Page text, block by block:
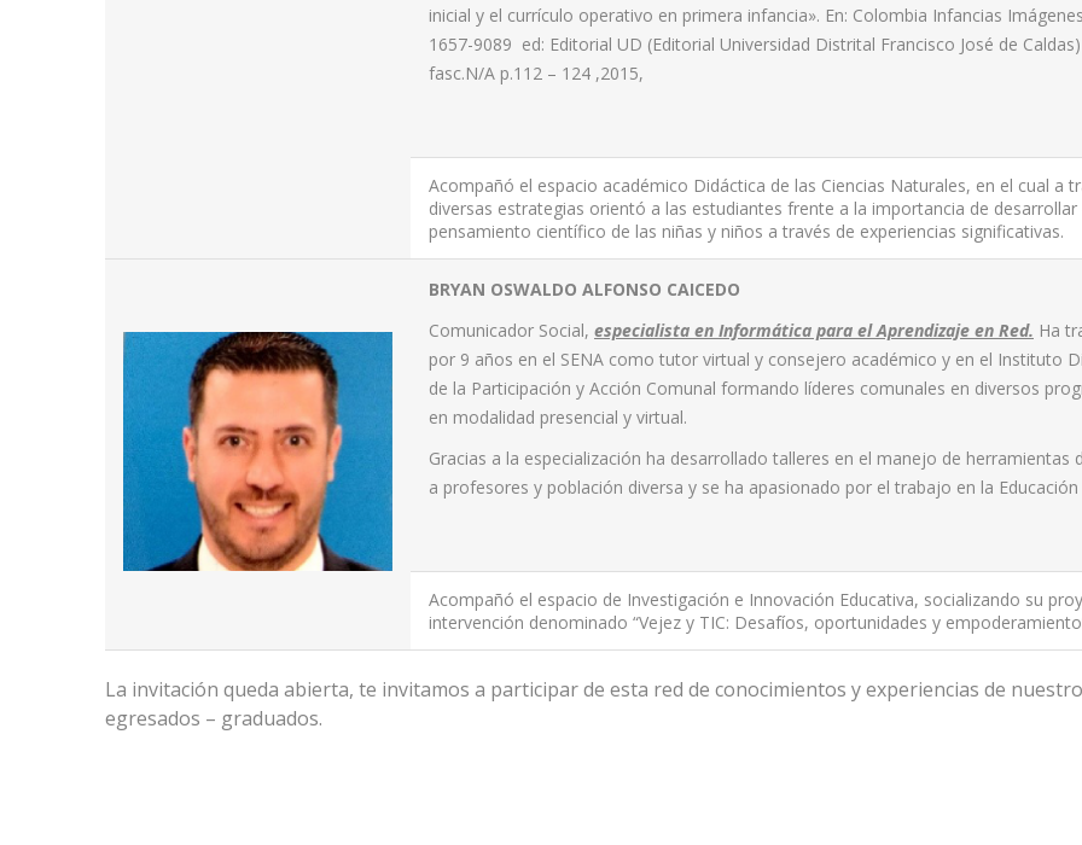
inicial y el currículo operativo en primera infancia». En: Colombia Infancias
1657-9089 ed: Editorial UD (Editorial Universidad Distrital Francisco José de
fasc.N/A p.112 – 124 ,2015,
Acompañó el espacio académico Didáctica de las Ciencias Naturales, en el cual a
diversas estrategias orientó a las estudiantes frente a la importancia de desarrollar
pensamiento científico de las niñas y niños a través de experiencias significativas.
BRYAN OSWALDO ALFONSO CAICEDO
Comunicador Social, especialista en Informática para el Aprendizaje en Red. Ha
por 9 años en el SENA como tutor virtual y consejero académico y en el Instituto
de la Participación y Acción Comunal formando líderes comunales en diversos
en modalidad presencial y virtual.
Gracias a la especialización ha desarrollado talleres en el manejo de herramientas
a profesores y población diversa y se ha apasionado por el trabajo en la Educación
Acompañó el espacio de Investigación e Innovación Educativa, socializando su
intervención denominado “Vejez y TIC: Desafíos, oportunidades y
La invitación queda abierta, te invitamos a participar de esta red de conocimientos y experiencias de
egresados – graduados.